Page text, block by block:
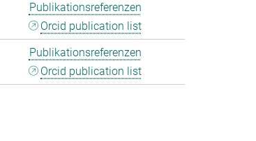
Publikationsreferenzen
Orcid publication list
Publikationsreferenzen
Orcid publication list